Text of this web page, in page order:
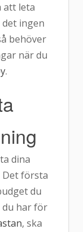
att leta
ingen
behöver
när du
.
dina
första
du
du har för
, ska